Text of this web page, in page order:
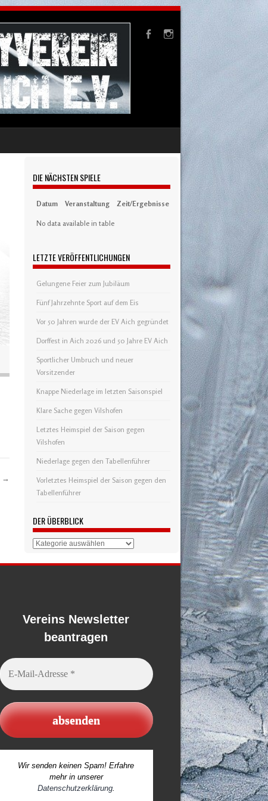
→
DIE NÄCHSTEN SPIELE
Datum Veranstaltung Zeit/Ergebnisse Austragungsort Artikel
No data available in table
LETZTE VERÖFFENTLICHUNGEN
Gelungene Feier zum Jubiläum
Fünf Jahrzehnte Sport auf dem Eis
Vor 50 Jahren wurde der EV Aich gegründet
Dorffest in Aich 2026 und 50 Jahre EV Aich
Sportlicher Umbruch und neuer
Vorsitzender
Knappe Niederlage im letzten Saisonspiel
Klare Sache gegen Vilshofen
Letztes Heimspiel der Saison gegen
Vilshofen
Niederlage gegen den Tabellenführer
Vorletztes Heimspiel der Saison gegen den
Tabellenführer
DER ÜBERBLICK
Der
Vereins Newsletter
beantragen
Wir senden keinen Spam! Erfahre
mehr in unserer
Datenschutzerklärung.